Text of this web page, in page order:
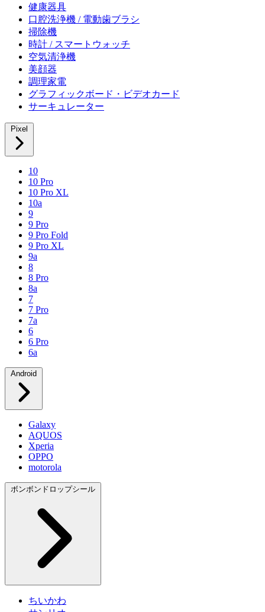
健康器具
口腔洗浄機 / 電動歯ブラシ
掃除機
時計 / スマートウォッチ
空気清浄機
美顔器
調理家電
グラフィックボード・ビデオカード
サーキュレーター
Pixel
10
10 Pro
10 Pro XL
10a
9
9 Pro
9 Pro Fold
9 Pro XL
9a
8
8 Pro
8a
7
7 Pro
7a
6
6 Pro
6a
Android
Galaxy
AQUOS
Xperia
OPPO
motorola
ボンボンドロップシール
ちいかわ